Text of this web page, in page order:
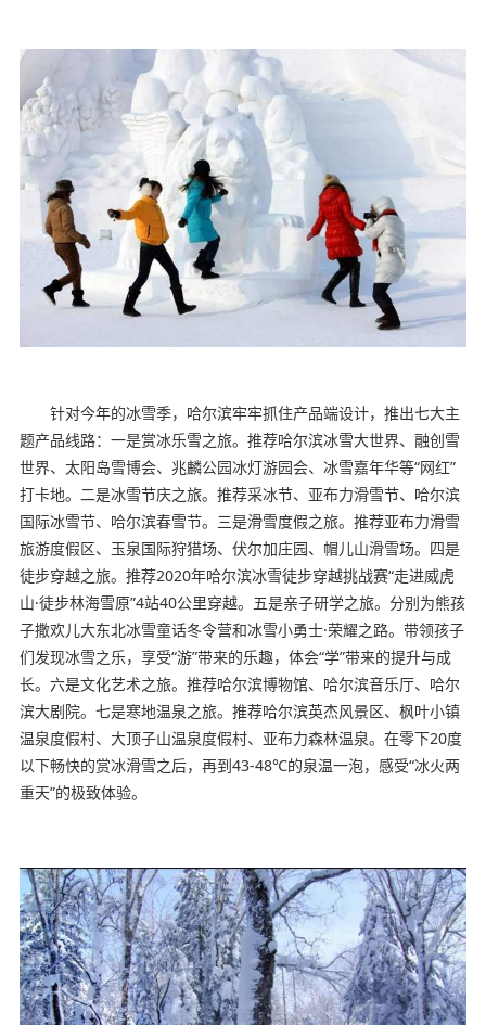
针对今年的冰雪季，哈尔滨牢牢抓住产品端设计，推出七大主
题产品线路：一是赏冰乐雪之旅。推荐哈尔滨冰雪大世界、融创雪
世界、太阳岛雪博会、兆麟公园冰灯游园会、冰雪嘉年华等“网红”
打卡地。二是冰雪节庆之旅。推荐采冰节、亚布力滑雪节、哈尔滨
国际冰雪节、哈尔滨春雪节。三是滑雪度假之旅。推荐亚布力滑雪
旅游度假区、玉泉国际狩猎场、伏尔加庄园、帽儿山滑雪场。四是
徒步穿越之旅。推荐2020年哈尔滨冰雪徒步穿越挑战赛“走进威虎
山·徒步林海雪原”4站40公里穿越。五是亲子研学之旅。分别为熊孩
子撒欢儿大东北冰雪童话冬令营和冰雪小勇士·荣耀之路。带领孩子
们发现冰雪之乐，享受“游”带来的乐趣，体会“学”带来的提升与成
长。六是文化艺术之旅。推荐哈尔滨博物馆、哈尔滨音乐厅、哈尔
滨大剧院。七是寒地温泉之旅。推荐哈尔滨英杰风景区、枫叶小镇
温泉度假村、大顶子山温泉度假村、亚布力森林温泉。在零下20度
以下畅快的赏冰滑雪之后，再到43-48℃的泉温一泡，感受“冰火两
重天”的极致体验。